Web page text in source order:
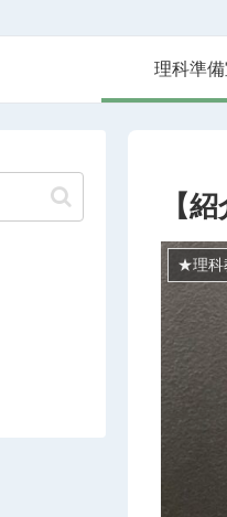
理科準備
【
★理科